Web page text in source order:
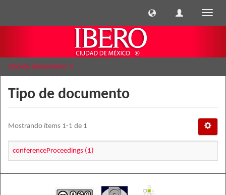
Tipo de documento
Tipo de documento
Mostrando ítems 1-1 de 1
conferenceProceedings (1)